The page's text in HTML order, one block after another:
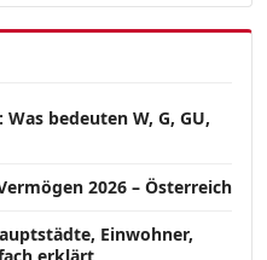
bedeuten W, G, GU,
2026 – Österreich
Einwohner,